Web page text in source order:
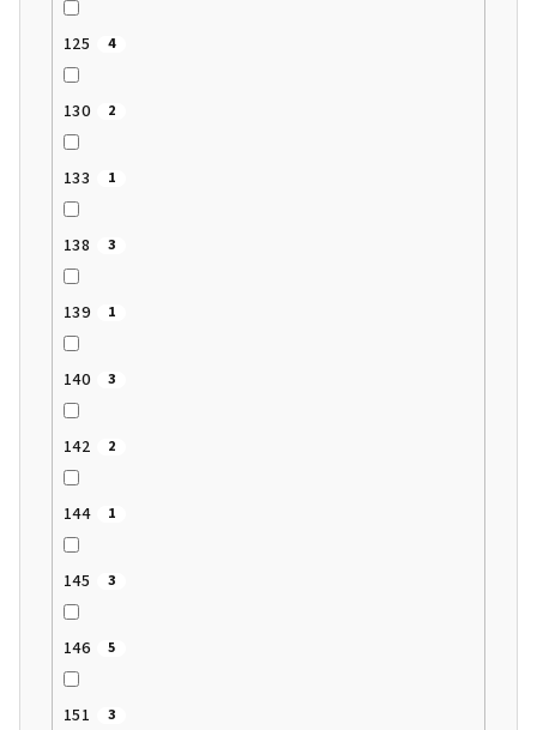
125 4
130 2
133 1
138 3
139 1
140 3
142 2
144 1
145 3
146 5
151 3